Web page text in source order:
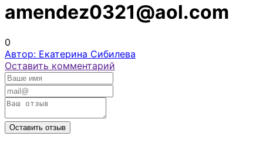
amendez0321@aol.com
0
Автор: Екатерина Сибилева
Оставить комментарий